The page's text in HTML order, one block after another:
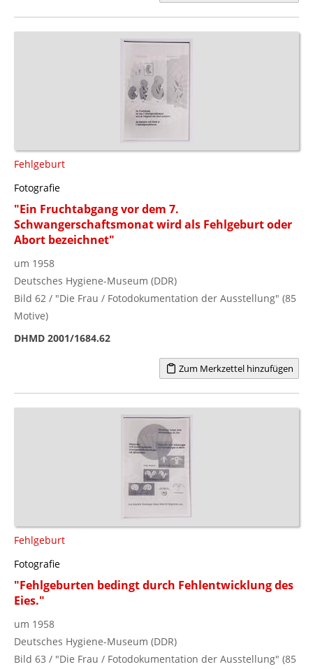
Fehlgeburt
Fotografie
"Ein Fruchtabgang vor dem 7.
Schwangerschaftsmonat wird als Fehlgeburt oder
Abort bezeichnet"
um 1958
Deutsches Hygiene-Museum (DDR)
Bild 62 / "Die Frau / Fotodokumentation der Ausstellung" (85
Motive)
DHMD 2001/1684.62
Zum Merkzettel hinzufügen
Fehlgeburt
Fotografie
"Fehlgeburten bedingt durch Fehlentwicklung des
Eies."
um 1958
Deutsches Hygiene-Museum (DDR)
Bild 63 / "Die Frau / Fotodokumentation der Ausstellung" (85